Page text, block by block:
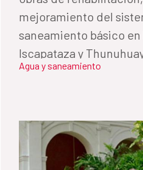
mejoramiento del
saneamiento básico
Iscapataza y
Acora, provincia de
España en el Perú,
Agua y saneamiento